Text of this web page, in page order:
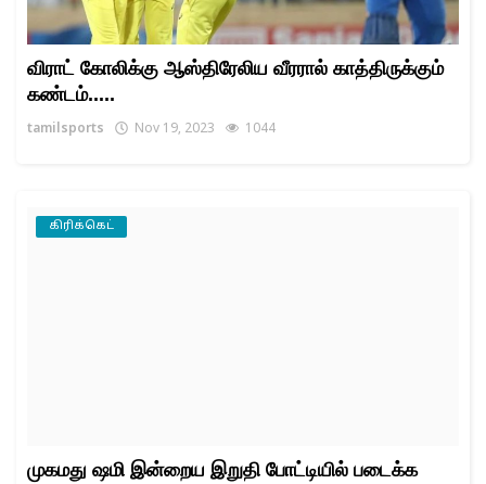
விராட் கோலிக்கு ஆஸ்திரேலிய வீரரால் காத்திருக்கும்
கண்டம்.....
tamilsports Nov 19, 2023 1044
கிரிக்கெட்
முகமது ஷமி இன்றைய இறுதி போட்டியில் படைக்க